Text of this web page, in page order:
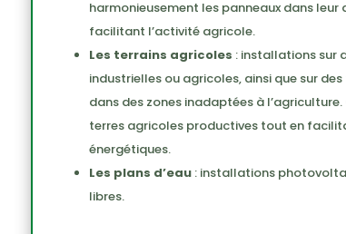
harmonieusement les panneaux dans
facilitant l’activité agricole.
Les terrains agricoles : installations sur
industrielles ou agricoles, ainsi que sur
dans des zones inadaptées à
terres agricoles productives tout en
énergétiques.
Les plans d’eau: installations
libres.